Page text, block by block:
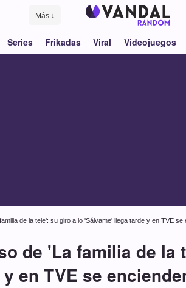
Más ↓
Series Frikadas Viral Videojuegos
de la tele': su giro a lo 'Sálvame' llega tarde y en TVE
de 'La familia de
en TVE se